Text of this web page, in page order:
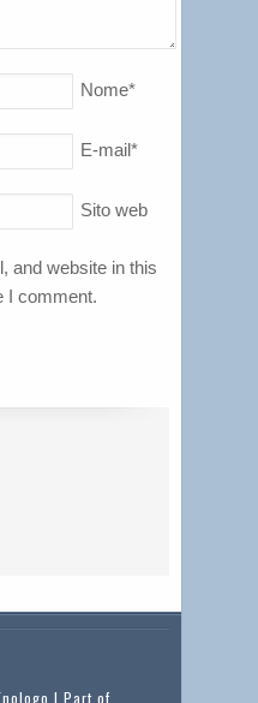
Nome*
E-mail*
Sito web
and website in this
I comment.
| Part of